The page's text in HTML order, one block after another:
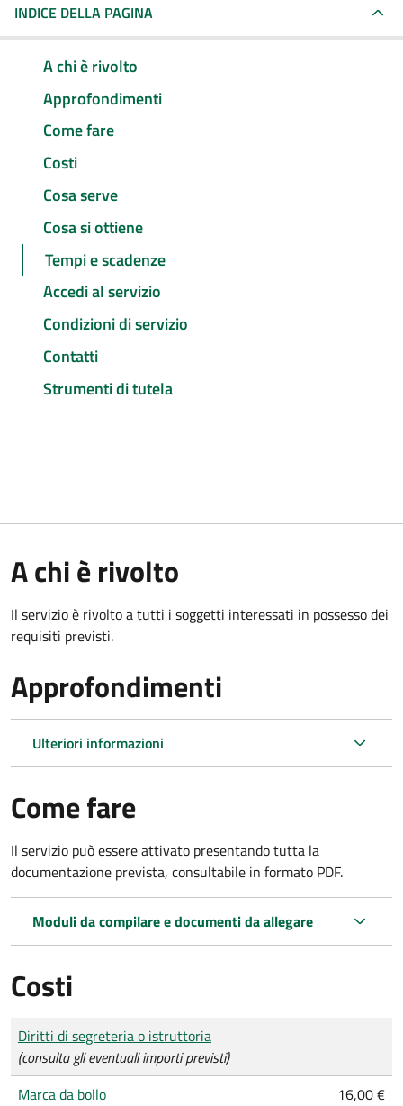
INDICE DELLA PAGINA
A chi è rivolto
Approfondimenti
Come fare
Costi
Cosa serve
Cosa si ottiene
Tempi e scadenze
Accedi al servizio
Condizioni di servizio
Contatti
Strumenti di tutela
A chi è rivolto
Il servizio è rivolto a tutti i soggetti interessati in possesso dei
requisiti previsti.
Approfondimenti
Ulteriori informazioni
Come fare
Il servizio può essere attivato presentando tutta la
documentazione prevista, consultabile in formato PDF.
Moduli da compilare e documenti da allegare
Costi
Tipo di pagamento
Importo
Diritti di segreteria o istruttoria
(consulta gli eventuali importi previsti)
Marca da bollo
16,00 €